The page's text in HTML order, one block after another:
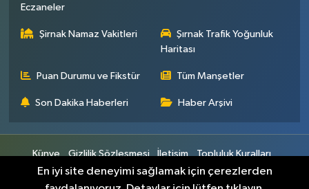
Eczaneler
Şirnak Namaz Vakitleri
Şırnak Trafik Yoğunluk
Haritası
Puan Durumu ve Fikstür Tüm Manşetler
Son Dakika Haberleri Haber Arşivi
Künye Gizlilik Sözleşmesi İletişim
Topluluk Kuralları
Yayın İlkeleri
En iyi site deneyimi sağlamak için çerezlerden